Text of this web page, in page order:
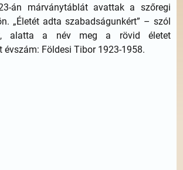
án márványtáblát avattak a szőregi
„Életét adta szabadságunkért” – szól
alatta a név meg a rövid életet
évszám: Földesi Tibor 1923-1958.